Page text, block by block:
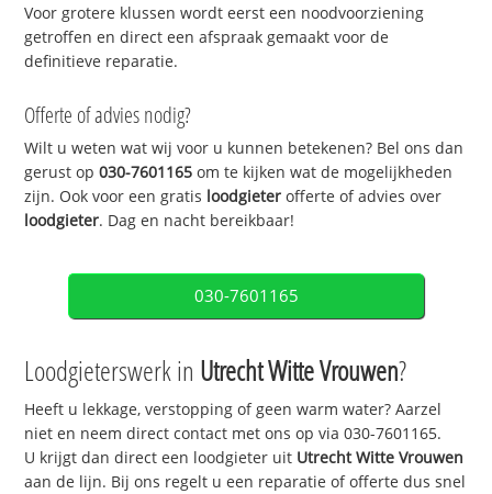
Voor grotere klussen wordt eerst een noodvoorziening
getroffen en direct een afspraak gemaakt voor de
definitieve reparatie.
Offerte of advies nodig?
Wilt u weten wat wij voor u kunnen betekenen? Bel ons dan
gerust op030-7601165 om te kijken wat de mogelijkheden
zijn. Ook voor een gratis loodgieter offerte of advies over
loodgieter. Dag en nacht bereikbaar!
030-7601165
Loodgieterswerk in Utrecht Witte Vrouwen?
Heeft u lekkage, verstopping of geen warm water? Aarzel
niet en neem direct contact met ons op via 030-7601165.
U krijgt dan direct een loodgieter uit Utrecht Witte Vrouwen
aan de lijn. Bij ons regelt u een reparatie of offerte dus snel